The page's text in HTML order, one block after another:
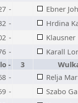
-
Ebner
-
Hrdina
-
Klausner
-
Karall
- 3
-
Relja
-
Szabo